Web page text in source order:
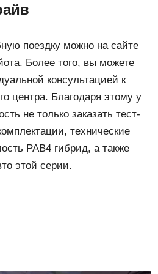
поездку можно на сайте
Более того, вы можете
консультацией к
центра. Благодаря этому у
не только заказать тест-
технические
РАВ4 гибрид, а также
этой серии.